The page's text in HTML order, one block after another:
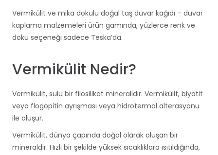
Vermikülit ve mika dokulu doğal taş duvar kağıdı – duvar
kaplama malzemeleri ürün gamında, yüzlerce renk ve
doku seçeneği sadece Teska’da.
Vermikülit Nedir?
Vermikülit, sulu bir filosilikat mineralidir. Vermikülit, biyotit
veya flogopitin ayrışması veya hidrotermal alterasyonu
ile oluşur.
Vermikülit, dünya çapında doğal olarak oluşan bir
mineraldir. Hızlı bir şekilde yüksek sıcaklıklara ısıtıldığında,